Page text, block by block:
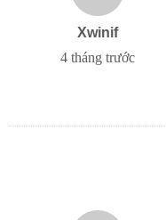
Xwinif
4 tháng trước